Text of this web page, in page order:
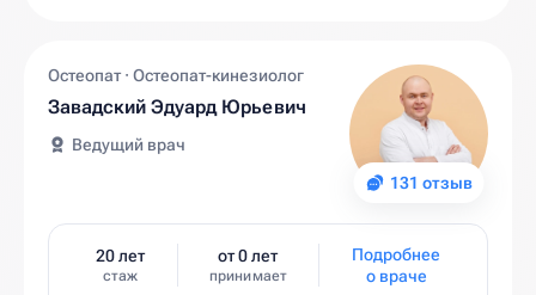
131 отзыв
Остеопат · Остеопат-кинезиолог
Завадский Эдуард Юрьевич
Ведущий врач
20 лет
стаж
от 0 лет
принимает
Подробнее
о враче